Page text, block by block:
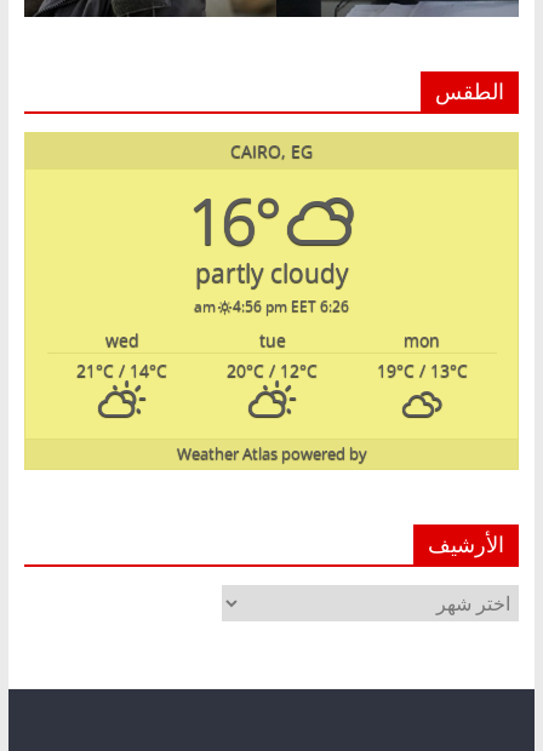
الطقس
CAIRO, EG
16°
partly cloudy
6:26 am
4:56 pm EET
mon
tue
wed
19°C/ 13°C
20°C / 12°C
21°C / 14°C
powered by
Weather Atlas
الأرشيف
الأرشيف